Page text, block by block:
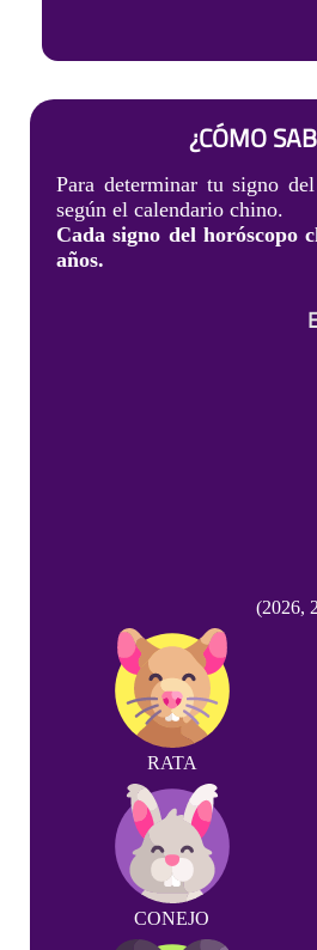
¿CÓMO
Para determinar tu signo
según el calendario chino.
Cada signo del horóscopo
años.
(2026,
RATA
CONEJO